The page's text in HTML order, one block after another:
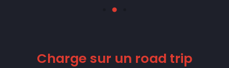
Charge sur un road trip